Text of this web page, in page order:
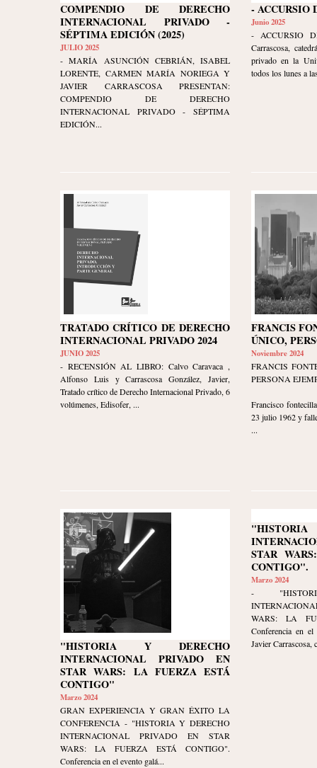
COMPENDIO DE DERECHO
INTERNACIONAL PRIVADO -
SÉPTIMA EDICIÓN (2025)
JULIO 2025
- MARÍA ASUNCIÓN CEBRIÁN, ISABEL
LORENTE, CARMEN MARÍA NORIEGA Y
JAVIER CARRASCOSA PRESENTAN:
COMPENDIO DE DERECHO
INTERNACIONAL PRIVADO - SÉPTIMA
EDICIÓN...
- ACCURSIO
Junio 2025
- ACCURSIO
Carrascosa,
privado en la
todos los lunes a
TRATADO CRÍTICO DE DERECHO
INTERNACIONAL PRIVADO 2024
JUNIO 2025
- RECENSIÓN AL LIBRO: Calvo Caravaca ,
Alfonso Luis y Carrascosa González, Javier,
Tratado crítico de Derecho Internacional Privado, 6
volúmenes, Edisofer, ...
FRANCIS
ÚNICO,
Noviembre 2024
FRANCIS
PERSONA
Francisco
23 julio 1962 y
...
"HISTORIA Y DERECHO
INTERNACIONAL PRIVADO EN
STAR WARS: LA FUERZA ESTÁ
CONTIGO"
Marzo 2024
GRAN EXPERIENCIA Y GRAN ÉXITO LA
CONFERENCIA - "HISTORIA Y DERECHO
INTERNACIONAL PRIVADO EN STAR
WARS: LA FUERZA ESTÁ CONTIGO".
Conferencia en el evento galá...
STAR
CONTIGO".
Marzo 2024
-
WARS: LA
Conferencia en
Javier